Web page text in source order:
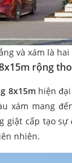
và xám là
rộng
8x15m hiện
xám mang
giật cấp tạo
nhiên.